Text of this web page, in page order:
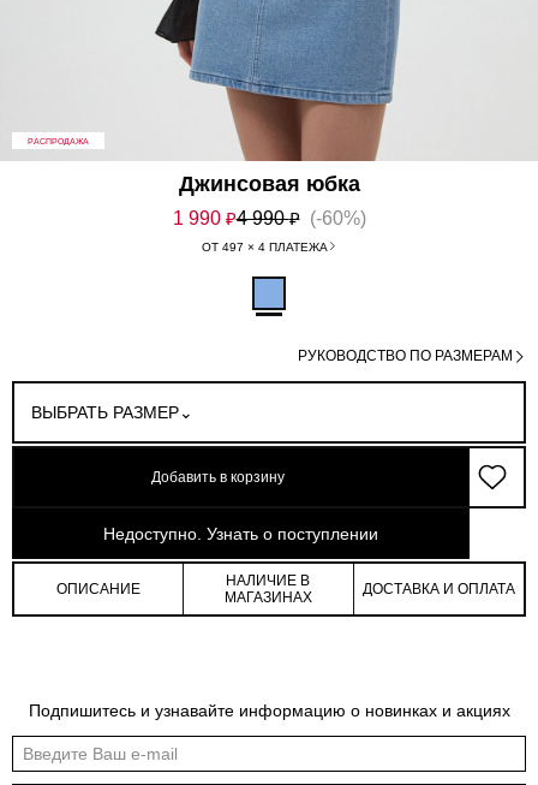
РАСПРОДАЖА
Джинсовая юбка
1 990 ₽4 990₽ (-60%)
ОТ 497 × 4 ПЛАТЕЖА
ВЫБРАТЬ РАЗМЕР
РУКОВОДСТВО ПО РАЗМЕРАМ
Добавить в корзину
Недоступно. Узнать о поступлении
арт: 4-34406_60055-294
Общая таблица размеров показывает нашу стандартную размерную линейку
Международный
размер
размер
груди
талии
бедер
ОПИСАНИЕ
НАЛИЧИЕ В
МАГАЗИНАХ
ДОСТАВКА И ОПЛАТА
Подпишитесь и узнавайте информацию о новинках и акциях